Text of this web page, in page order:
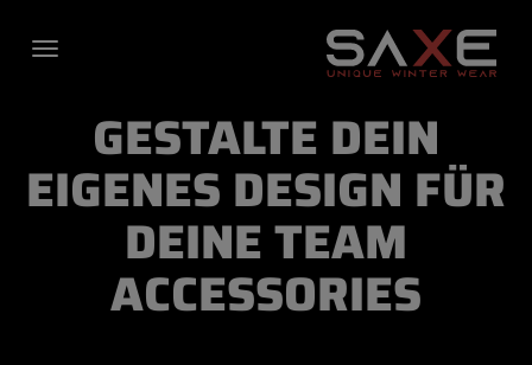
GESTALTE DEIN
EIGENES DESIGN FÜR
DEINE TEAM
ACCESSORIES